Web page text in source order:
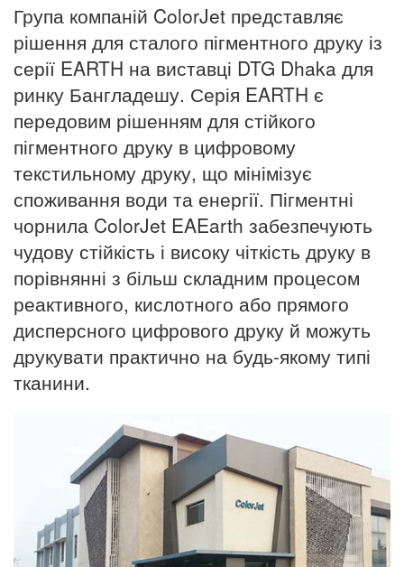
Група компаній ColorJet представляє
рішення для сталого пігментного друку із
серії EARTH на виставці DTG Dhaka для
ринку Бангладешу. Серія EARTH є
передовим рішенням для стійкого
пігментного друку в цифровому
текстильному друку, що мінімізує
споживання води та енергії. Пігментні
чорнила ColorJet EAEarth забезпечують
чудову стійкість і високу чіткість друку в
порівнянні з більш складним процесом
реактивного, кислотного або прямого
дисперсного цифрового друку й можуть
друкувати практично на будь-якому типі
тканини.